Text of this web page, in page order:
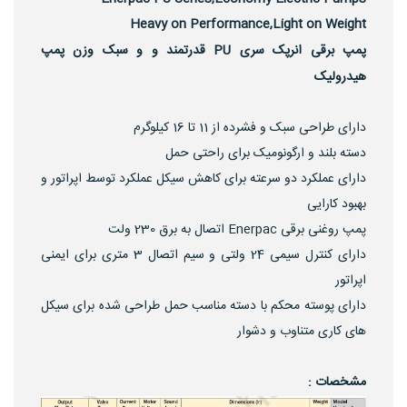
Heavy on Performance,Light on Weight
پمپ برقی انرپک سری PU قدرتمند و و سبک وزن پمپ
هیدرولیک
دارای طراحی سبک و فشرده از 11 تا 16 کیلوگرم
دسته بلند و ارگونومیک برای راحتی حمل
دارای عملکرد دو سرعته برای کاهش سیکل عملکرد توسط اپراتور و
بهبود کارایی
پمپ روغنی برقی Enerpac اتصال به برق 230 ولت
دارای کنترل سیمی 24 ولتی و سیم اتصال 3 متری برای ایمنی
اپراتور
دارای پوسته محکم با دسته مناسب حمل طراحی شده برای سیکل
های کاری متناوب و دشوار
مشخصات :